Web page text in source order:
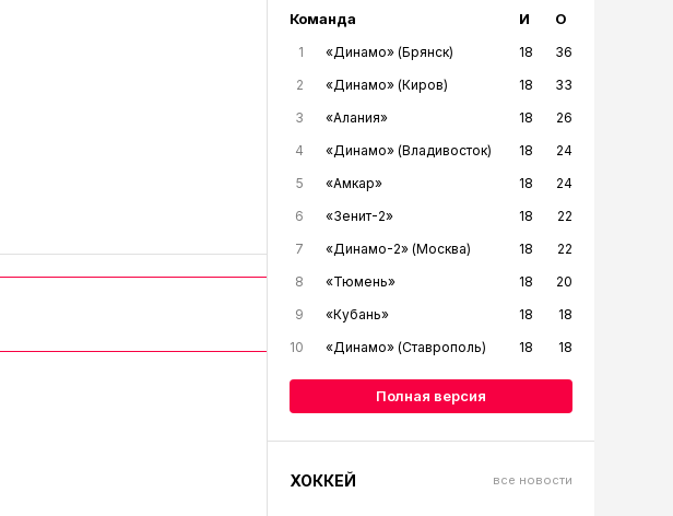
Команда И О
1 «Динамо» (Брянск) 18
36
2
«Динамо» (Киров) 18
33
3
«Алания» 18
26
4
«Динамо» (Владивосток) 18
24
5
«Амкар» 18
24
6
«Зенит-2» 18
22
7
«Динамо-2» (Москва) 18
22
8
«Тюмень» 18
20
9
«Кубань» 18
18
10
«Динамо» (Ставрополь) 18 18
Полная версия
ХОККЕЙ все новости